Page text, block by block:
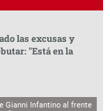
las excusas y
"Está en la
Gianni Infantino al frente